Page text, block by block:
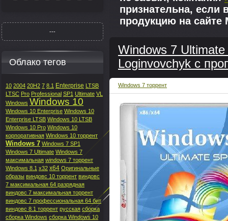
признательна, если
продукцию на сайте
Windows 7
Loginvovchyk с
Windows 7 торрент
---
Облако тегов
10 2004 20H2 7 8.1 Enterprise LTSB
LTSC Pro Professional SP1 Ultimate VL
Windows Windows 10
Windows 10 Enterprise Windows 10
Enterprise LTSB Windows 10 LTSB
Windows 10 Pro Windows 10
корпоративная Windows 10 торрент
Windows 7 Windows 7 SP1
Windows 7 Ultimate Windows 7
максимальная windows 7 торрент
Windows 8.1 x32 x64 Оригинальные
образы виндовс 10 торрент виндовс
7 максимальная 64 разрядная
виндовс 7 максимальная торрент
виндовс 7 профессиональная 64 бит
виндовс 8.1 торрент русская сборка
сборка Windows сборка Windows 10